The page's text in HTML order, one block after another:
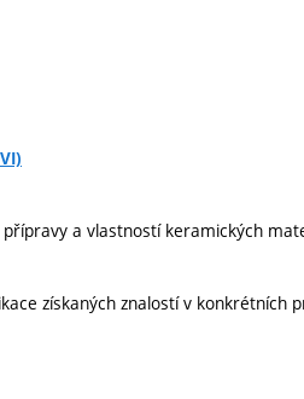
a vlastností keramických
získaných znalostí v konkrétních